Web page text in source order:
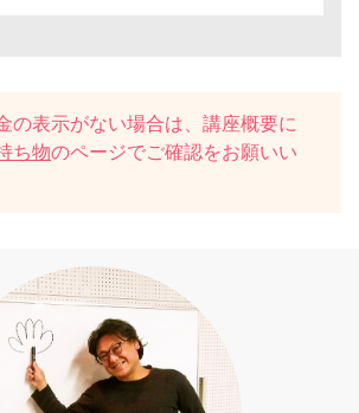
の表示がない場合は、講座概要に
ち物のページでご確認をお願いい